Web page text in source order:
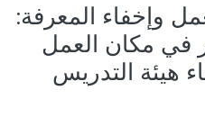
وإخفاء المعرفة:
في مكان العمل
هيئة التدريس